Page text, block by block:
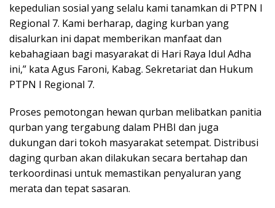
kepedulian sosial yang selalu kami tanamkan di PTPN I
Regional 7. Kami berharap, daging kurban yang
disalurkan ini dapat memberikan manfaat dan
kebahagiaan bagi masyarakat di Hari Raya Idul Adha
ini,” kata Agus Faroni, Kabag. Sekretariat dan Hukum
PTPN I Regional 7.
Proses pemotongan hewan qurban melibatkan panitia
qurban yang tergabung dalam PHBI dan juga
dukungan dari tokoh masyarakat setempat. Distribusi
daging qurban akan dilakukan secara bertahap dan
terkoordinasi untuk memastikan penyaluran yang
merata dan tepat sasaran.